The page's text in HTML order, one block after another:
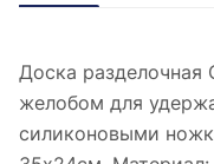
Доска разделочная
желобом для
силиконовыми